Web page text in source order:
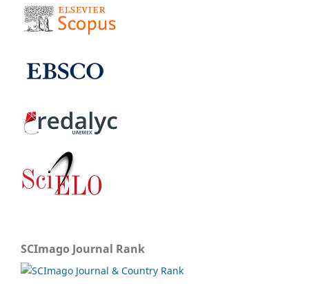
SCImago Journal Rank